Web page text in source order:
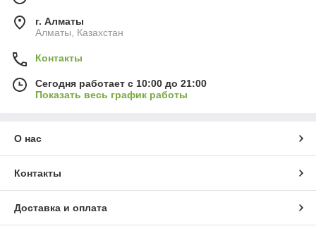
г. Алматы
Алматы, Казахстан
Контакты
Сегодня работает с 10:00 до 21:00
Показать весь график работы
О нас
Контакты
Доставка и оплата